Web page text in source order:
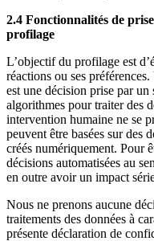
2.4 Fonctionnalités de
profilage
L’objectif du profilage est
réactions ou ses
est une décision prise par
algorithmes pour traiter des
intervention humaine ne se
peuvent être basées sur des
créés numériquement. Pour
décisions automatisées au
en outre avoir un impact
Nous ne prenons aucune
traitements des données à
présente déclaration de